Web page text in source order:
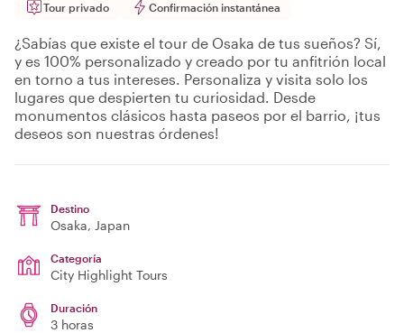
Tour privado Confirmación instantánea
¿Sabías que existe el tour de Osaka de tus sueños? Sí,
y es 100% personalizado y creado por tu anfitrión local
en torno a tus intereses. Personaliza y visita solo los
lugares que despierten tu curiosidad. Desde
monumentos clásicos hasta paseos por el barrio, ¡tus
deseos son nuestras órdenes!
Destino
Osaka, Japan
Categoría
City Highlight Tours
Duración
3 horas